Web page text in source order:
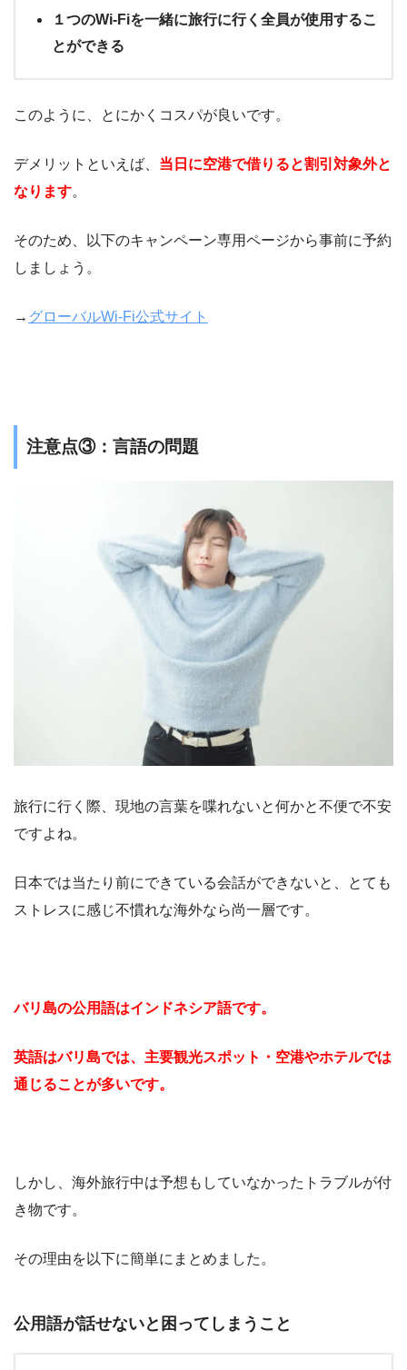
１つのWi-Fiを一緒に旅行に行く全員が使用するこ
とができる
このように、とにかくコスパが良いです。
デメリットといえば、 当日に空港で借りると割引対象外と
なります。
そのため、以下のキャンペーン専用ページから事前に予約
しましょう。
→ グローバルWi-Fi公式サイト
注意点③：言語の問題
旅行に行く際、現地の言葉を喋れないと何かと不便で不安
ですよね。
日本では当たり前にできている会話ができないと、とても
ストレスに感じ不慣れな海外なら尚一層です。
バリ島の公用語はインドネシア語です。
英語はバリ島では、主要観光スポット・空港やホテルでは
通じることが多いです。
しかし、海外旅行中は予想もしていなかったトラブルが付
き物です。
その理由を以下に簡単にまとめました。
公用語が話せないと困ってしまうこと